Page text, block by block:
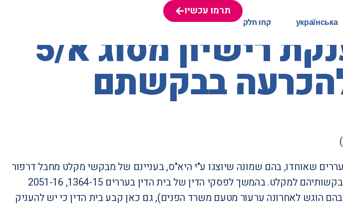
українська קחו חלק
תרמו עכשיו
українська קחו חלק
תרמו עכשיו
בית הדין לעררים – הענקת רישיון מסוג א/5
בבקשתם
שאוחדו, בהם שמונה שיוצגו ע"י היא"ס, בעניינם של מבקשי מקלט מחבל דרפור
הממתינים תקופות ממושכות להכרעה בבקשותיהם למקלט. בהמשך לפסקי הדין של בית הדין בעררים 1364-15, 2051-16
בהם הוגש לאחרונה ערעור מטעם משרד הפנים), גם כאן קבע בית הדין כי יש להעניק